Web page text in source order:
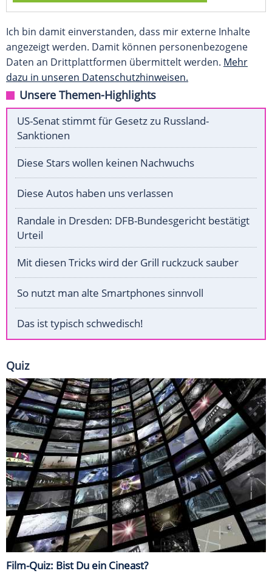
Ich bin damit einverstanden, dass mir externe Inhalte
angezeigt werden. Damit können personenbezogene
Daten an Drittplattformen übermittelt werden. Mehr
dazu in unseren Datenschutzhinweisen.
Unsere Themen-Highlights
US-Senat stimmt für Gesetz zu Russland-
Sanktionen
Diese Stars wollen keinen Nachwuchs
Diese Autos haben uns verlassen
Randale in Dresden: DFB-Bundesgericht bestätigt
Urteil
Mit diesen Tricks wird der Grill ruckzuck sauber
So nutzt man alte Smartphones sinnvoll
Das ist typisch schwedisch!
Quiz
Film-Quiz: Bist Du ein Cineast?